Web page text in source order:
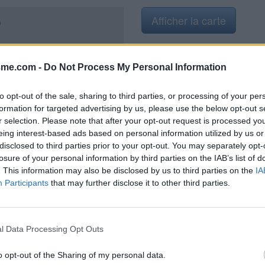
- Do Not Process My Personal Information
opt-out of the sale, sharing to third parties, or processing of your
for targeted advertising by us, please use the below opt-out
selection. Please note that after your opt-out request is processed
interest-based ads based on personal information utilized by us
to third parties prior to your opt-out. You may separately
of your personal information by third parties on the IAB’s list of
This information may also be disclosed by us to third parties on the
Participants that may further disclose it to other third parties.
Data Processing Opt Outs
opt-out of the Sharing of my personal data.
Afficher la carte